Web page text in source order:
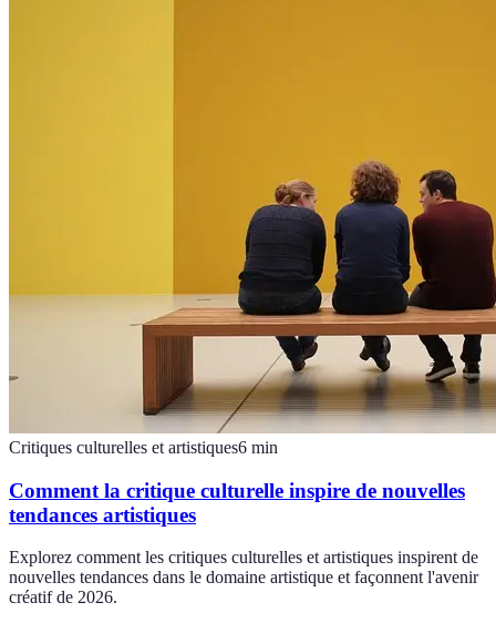
Critiques culturelles et artistiques6 min
Comment la critique culturelle inspire de nouvelles
tendances artistiques
Explorez comment les critiques culturelles et artistiques inspirent de
nouvelles tendances dans le domaine artistique et façonnent l'avenir
créatif de 2026.